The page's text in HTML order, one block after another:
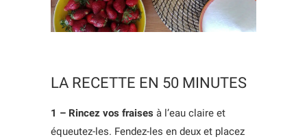
LA RECETTE EN 50 MINUTES
1 – Rincez vos fraises à l’eau claire et
équeutez-les. Fendez-les en deux et placez